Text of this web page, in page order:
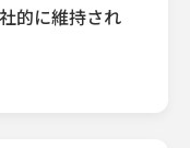
的に維持され